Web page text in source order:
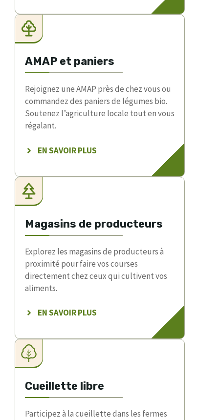
AMAP et paniers
Rejoignez une AMAP près de chez vous ou
commandez des paniers de légumes bio.
Soutenez l’agriculture locale tout en vous
régalant.
EN SAVOIR PLUS
Magasins de producteurs
Explorez les magasins de producteurs à
proximité pour faire vos courses
directement chez ceux qui cultivent vos
aliments.
EN SAVOIR PLUS
Cueillette libre
Participez à la cueillette dans les fermes